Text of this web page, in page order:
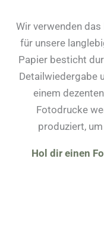
Wir verwenden
für unsere
Papier besticht
Detailwiedergabe
einem
Fotodrucke
produziert,
Hol dir einen